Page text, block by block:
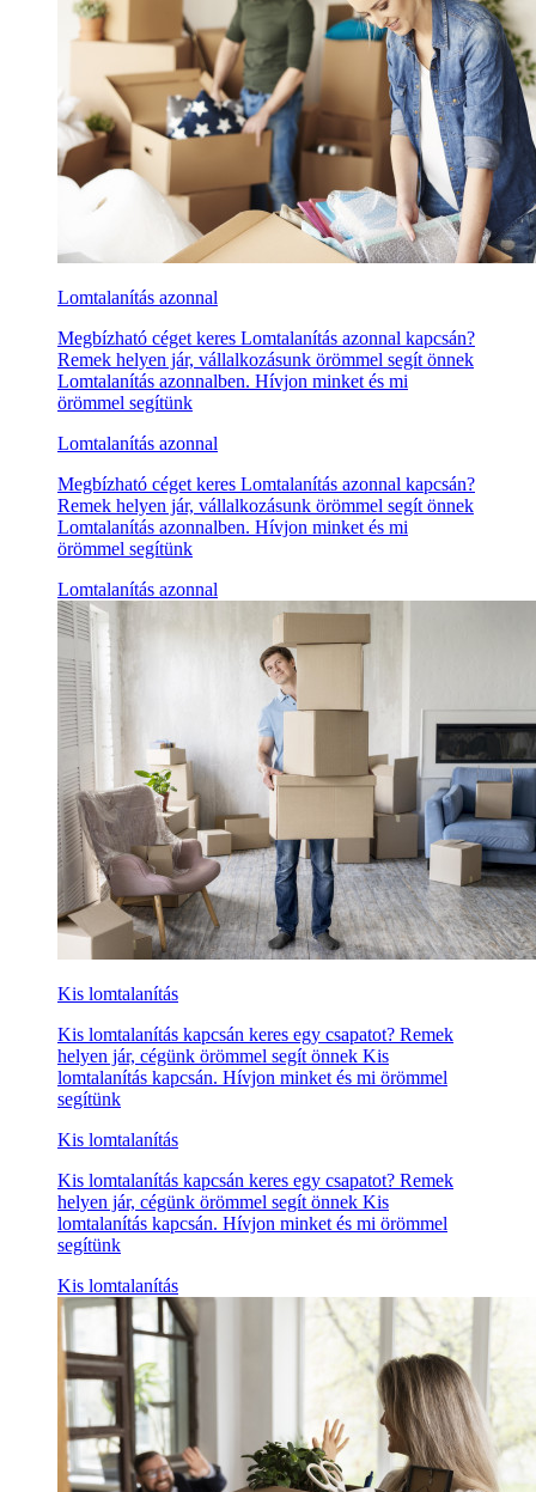
Lomtalanítás azonnal
Megbízható céget keres Lomtalanítás azonnal kapcsán?
Remek helyen jár, vállalkozásunk örömmel segít önnek
Lomtalanítás azonnalben. Hívjon minket és mi
örömmel segítünk
Lomtalanítás azonnal
Megbízható céget keres Lomtalanítás azonnal kapcsán?
Remek helyen jár, vállalkozásunk örömmel segít önnek
Lomtalanítás azonnalben. Hívjon minket és mi
örömmel segítünk
Lomtalanítás azonnal
Kis lomtalanítás
Kis lomtalanítás kapcsán keres egy csapatot? Remek
helyen jár, cégünk örömmel segít önnek Kis
lomtalanítás kapcsán. Hívjon minket és mi örömmel
segítünk
Kis lomtalanítás
Kis lomtalanítás kapcsán keres egy csapatot? Remek
helyen jár, cégünk örömmel segít önnek Kis
lomtalanítás kapcsán. Hívjon minket és mi örömmel
segítünk
Kis lomtalanítás